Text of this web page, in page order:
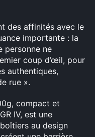
des affinités avec le
importante : la
personne ne
coup d’œil, pour
authentiques,
rue ».
compact et
IV, est une
au design